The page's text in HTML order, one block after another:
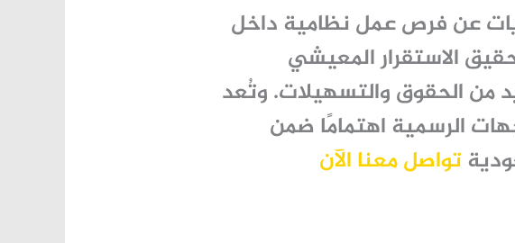
عن فرص عمل نظامية داخل
الاستقرار المعيشي
من الحقوق والتسهيلات. وتُعد
الرسمية اهتمامًا ضمن
تواصل معنا الآن